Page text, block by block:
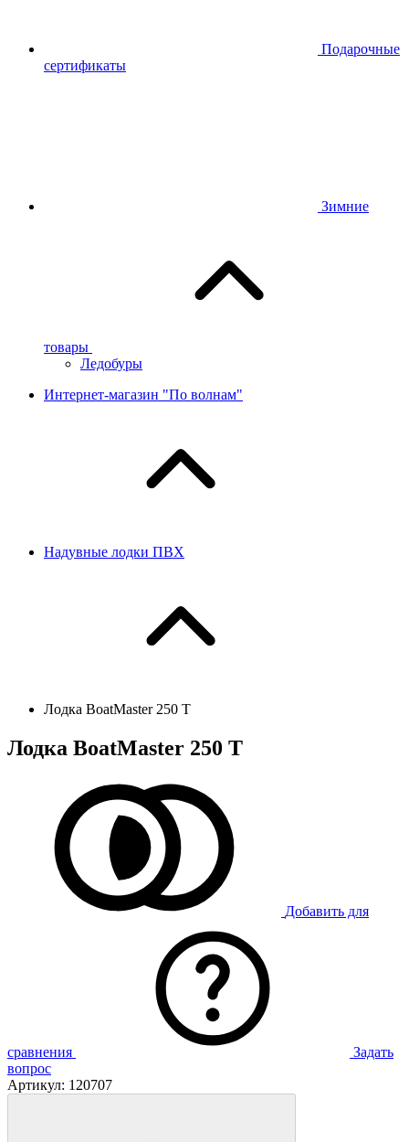
Подарочные
сертификаты
Зимние
товары
Ледобуры
Интернет-магазин "По волнам"
Надувные лодки ПВХ
Лодка BoatMaster 250 T
Лодка BoatMaster 250 T
Добавить для
сравнения
Задать
вопрос
Артикул: 120707